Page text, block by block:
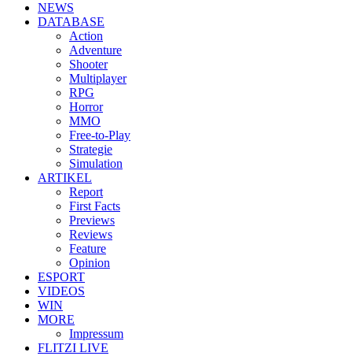
NEWS
DATABASE
Action
Adventure
Shooter
Multiplayer
RPG
Horror
MMO
Free-to-Play
Strategie
Simulation
ARTIKEL
Report
First Facts
Previews
Reviews
Feature
Opinion
ESPORT
VIDEOS
WIN
MORE
Impressum
FLITZI LIVE